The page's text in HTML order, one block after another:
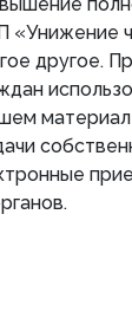
«Унижение
другое.